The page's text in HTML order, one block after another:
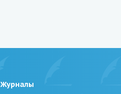
Журналы